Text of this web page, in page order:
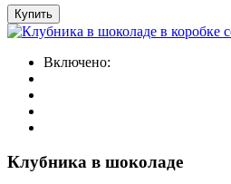
Купить
Включено:
Клубника в шоколаде